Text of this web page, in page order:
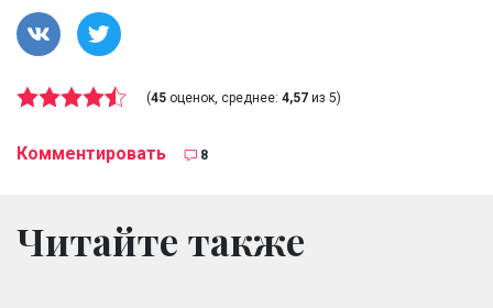
(45 оценок, среднее: 4,57 из 5)
Комментировать 8
Читайте также